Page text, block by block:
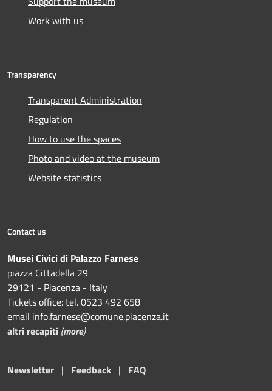
Work with us
Transparency
Transparent Administration
Regulation
How to use the spaces
Photo and video at the museum
Website statistics
Contact us
Musei Civici di Palazzo Farnese
piazza Cittadella 29
29121 - Piacenza - Italy
Tickets office: tel. 0523 492 658
email info.farnese@comune.piacenza.it
altri recapiti (more)
Newsletter | Feedback | FAQ